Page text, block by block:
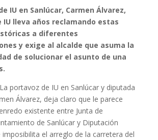
IU en Sanlúcar, Carmen Álvarez,
IU lleva años reclamando estas
a diferentes
y exige al alcalde que asuma la
de solucionar el asunto de una
La portavoz de IU en Sanlúcar y diputada
Álvarez, deja claro que le parece
existente entre Junta de
de Sanlúcar y Diputación
imposibilita el arreglo de la carretera del